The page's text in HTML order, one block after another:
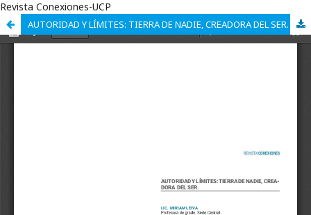
Revista Conexiones-UCP
AUTORIDAD Y LÍMITES: TIERRA DE NADIE, CREADORA DEL SER.